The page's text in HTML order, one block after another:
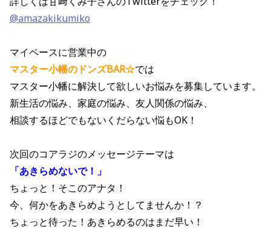
@amazakikumiko
マイペースに営業中の
マスター小幡のドンズBAR☆では
マスター小幡に解決して欲しいお悩みを募集しています。
新生活の悩み、家庭の悩み、友人関係の悩み、
相談するほどでもないくだらない悩もOK！
次回のコアラジのメッセージテーマは
「あきらめないで！」
ちょっと！そこのアナタ！
今、何かをあきらめようとしてませんか！？
ちょっと待った！あきらめるのはまだ早い！